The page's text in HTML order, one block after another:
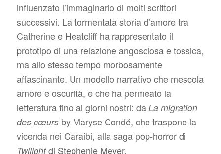
influenzato l’immaginario di molti scrittori
successivi. La tormentata storia d’amore tra
Catherine e Heatcliff ha rappresentato il
prototipo di una relazione angosciosa e tossica,
ma allo stesso tempo morbosamente
affascinante. Un modello narrativo che mescola
amore e oscurità, e che ha permeato la
letteratura fino ai giorni nostri: da La migration
des cœursby Maryse Condé, che traspone la
vicenda nei Caraibi, alla saga pop-horror di
Twilightdi Stephenie Meyer.